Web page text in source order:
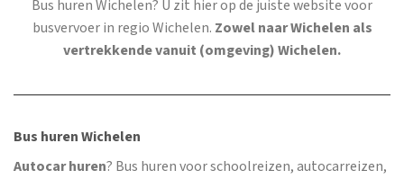
Bus huren Wichelen? U zit hier op de juiste website voor
busvervoer in regio Wichelen. Zowel naar Wichelen als
vertrekkende vanuit (omgeving) Wichelen.
Bus huren Wichelen
Autocar huren? Bus huren voor schoolreizen, autocarreizen,